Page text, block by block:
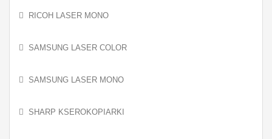
RICOH LASER MONO
SAMSUNG LASER COLOR
SAMSUNG LASER MONO
SHARP KSEROKOPIARKI